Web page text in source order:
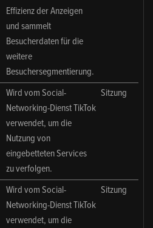
Effizienz der Anzeigen
und sammelt
Besucherdaten für die
weitere
Besuchersegmentierung.
Wird vom Social-
Networking-Dienst TikTok
verwendet, um die
Nutzung von
eingebetteten Services
zu verfolgen.
Sitzung
Wird vom Social-
Networking-Dienst TikTok
verwendet, um die
Sitzung